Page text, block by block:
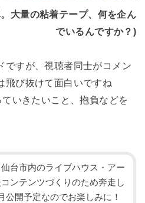
大量の粘着テープ、何を企ん
でいるんですか？)
ですが、視聴者同士がコメン
飛び抜けて面白いですね
いきたいこと、抱負などを
台市内のライブハウス・アー
ンテンツづくりのため奔走し
公開予定なのでお楽しみに！